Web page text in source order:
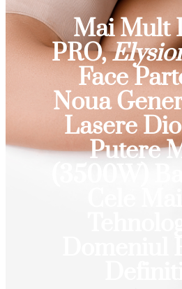
Mai Mult
PRO,
Face
Noua
Lasere
Putere
(3500W)
Cele